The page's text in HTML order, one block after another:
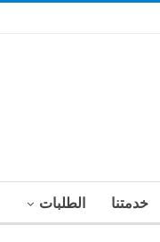
خدمتنا الطلبات